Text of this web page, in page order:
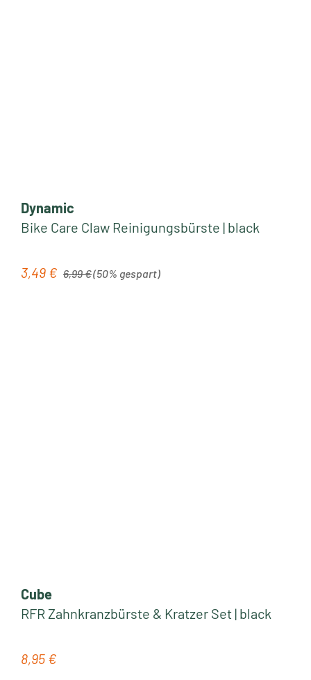
Dynamic
Bike Care Claw Reinigungsbürste | black
Verkaufspreis:
3,49 € Regulärer Preis:
6,99 €(50% gespart)
Cube
RFR Zahnkranzbürste & Kratzer Set | black
Regulärer Preis:
8,95 €